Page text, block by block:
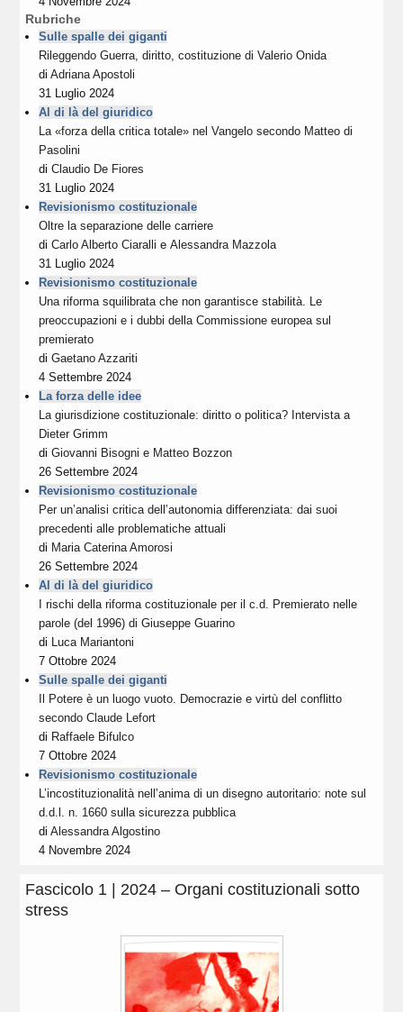
Rubriche
Sulle spalle dei giganti
Rileggendo Guerra, diritto, costituzione di Valerio Onida
diAdriana Apostoli
31 Luglio 2024
Al di là del giuridico
La «forza della critica totale» nel Vangelo secondo Matteo di
Pasolini
diClaudio De Fiores
31 Luglio 2024
Revisionismo costituzionale
Oltre la separazione delle carriere
diCarlo Alberto Ciaralli eAlessandra Mazzola
31 Luglio 2024
Revisionismo costituzionale
Una riforma squilibrata che non garantisce stabilità. Le
preoccupazioni e i dubbi della Commissione europea sul
premierato
diGaetano Azzariti
4 Settembre 2024
La forza delle idee
La giurisdizione costituzionale: diritto o politica? Intervista a
Dieter Grimm
diGiovanni Bisogni e Matteo Bozzon
26 Settembre 2024
Revisionismo costituzionale
Per un’analisi critica dell’autonomia differenziata: dai suoi
precedenti alle problematiche attuali
di Maria Caterina Amorosi
26 Settembre 2024
Al di là del giuridico
I rischi della riforma costituzionale per il c.d. Premierato nelle
parole (del 1996) di Giuseppe Guarino
di Luca Mariantoni
7 Ottobre 2024
Sulle spalle dei giganti
Il Potere è un luogo vuoto. Democrazie e virtù del conflitto
secondo Claude Lefort
di Raffaele Bifulco
7 Ottobre 2024
Revisionismo costituzionale
L’incostituzionalità nell’anima di un disegno autoritario: note sul
d.d.l. n. 1660 sulla sicurezza pubblica
diAlessandra Algostino
4 Novembre 2024
Fascicolo 1 | 2024 – Organi costituzionali sotto
stress